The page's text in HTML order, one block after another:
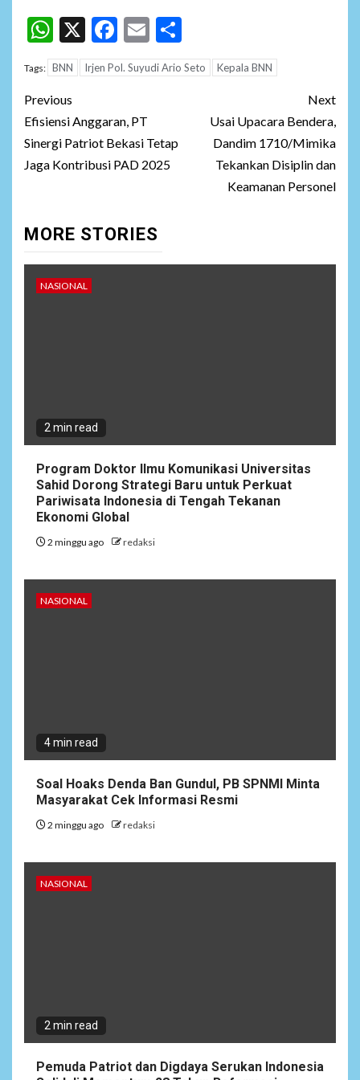
WhatsApp
X Facebook
Email
Tags: BNN Irjen Pol. Suyudi Ario Seto Kepala BNN
Post
navigation
Previous
Efisiensi Anggaran, PT
Sinergi Patriot Bekasi Tetap
Jaga Kontribusi PAD 2025
Next
Usai Upacara Bendera,
Dandim 1710/Mimika
Tekankan Disiplin dan
Keamanan Personel
MORE STORIES
NASIONAL
2 min read
Program Doktor Ilmu Komunikasi Universitas
Sahid Dorong Strategi Baru untuk Perkuat
Pariwisata Indonesia di Tengah Tekanan
Ekonomi Global
2 minggu ago redaksi
NASIONAL
4 min read
Soal Hoaks Denda Ban Gundul, PB SPNMI Minta
Masyarakat Cek Informasi Resmi
2 minggu ago redaksi
NASIONAL
2 min read
Pemuda Patriot dan Digdaya Serukan Indonesia
6 NEWS
Fiktif, KPK Diminta
di Desa Pesayah